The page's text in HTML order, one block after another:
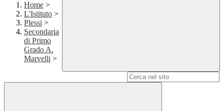
Home >
L'Istituto >
Plessi >
Secondaria
di Primo
Grado A.
Marvelli >